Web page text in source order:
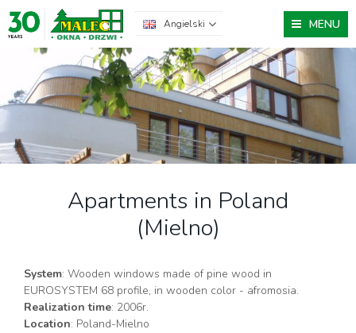
Angielski MENU
Apartments in Poland
(Mielno)
System: Wooden windows made of pine wood in
EUROSYSTEM 68 profile, in wooden color - afromosia.
Realization time: 2006r.
Location: Poland-Mielno